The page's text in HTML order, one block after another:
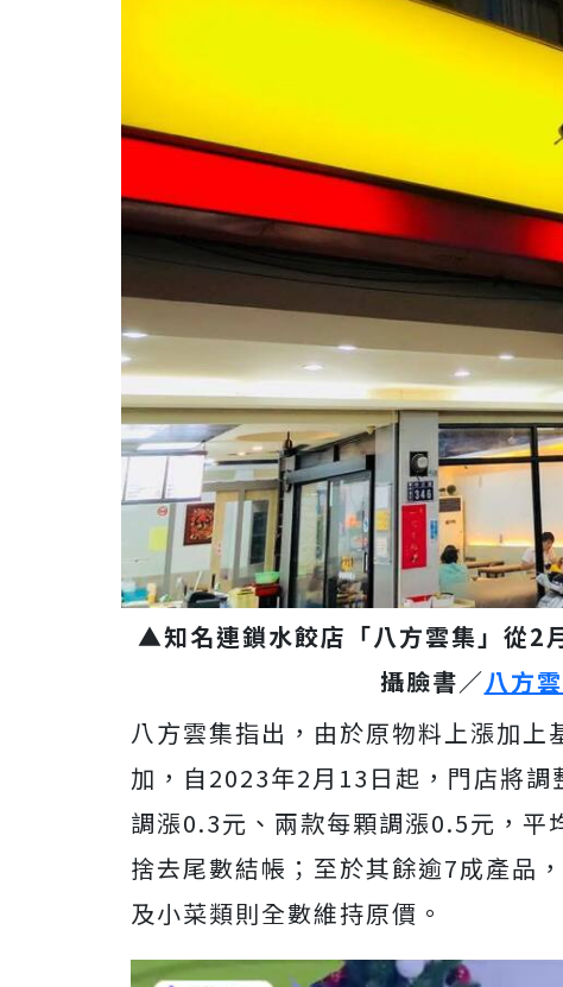
▲知名連鎖水餃店「八方雲集」從2
攝臉書／八方
八方雲集指出，由於原物料上漲加
加，自2023年2月13日起，門店將
調漲0.3元、兩款每顆調漲0.5元，平
捨去尾數結帳；至於其餘逾7成產品
及小菜類則全數維持原價。